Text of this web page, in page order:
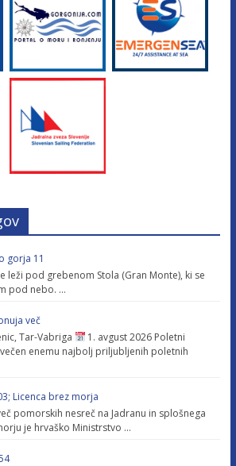
gorja 11
leži pod grebenom Stola (Gran Monte), ki se
pod nebo. …
več
Tar-Vabriga
1. avgust 2026 Poletni
enemu najbolj priljubljenih poletnih
Licenca brez morja
pomorskih nesreč na Jadranu in splošnega
je hrvaško Ministrstvo …